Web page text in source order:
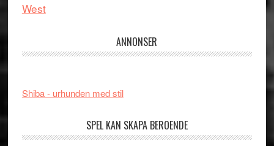
West
ANNONSER
Shiba - urhunden med stil
SPEL KAN SKAPA BEROENDE